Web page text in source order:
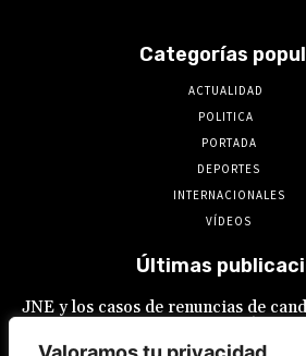
Categorías
ACTUALIDAD
POLITICA
PORTADA
DEPORTES
INTERNACIONALES
VÍDEOS
Últimas
JNE y los casos de renuncias de
Constitución está por encima del